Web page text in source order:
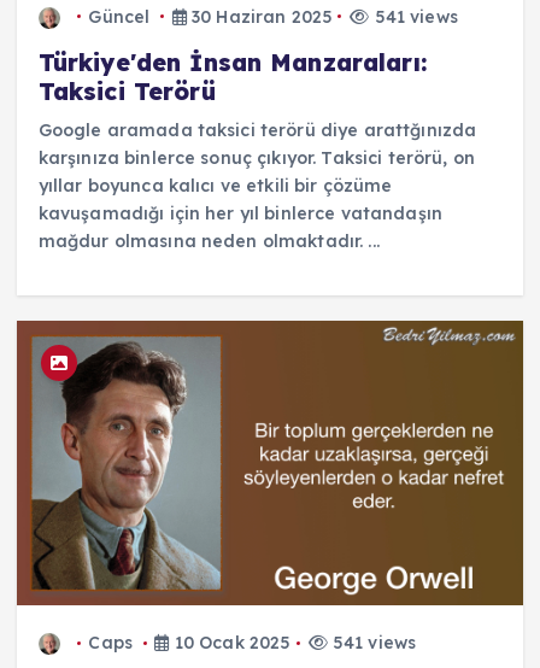
Güncel 30 Haziran 2025 541 views
Türkiye'den İnsan Manzaraları:
Taksici Terörü
Google aramada taksici terörü diye arattğınızda
karşınıza binlerce sonuç çıkıyor. Taksici terörü, on
yıllar boyunca kalıcı ve etkili bir çözüme
kavuşamadığı için her yıl binlerce vatandaşın
mağdur olmasına neden olmaktadır. ...
Caps 10 Ocak 2025 541 views